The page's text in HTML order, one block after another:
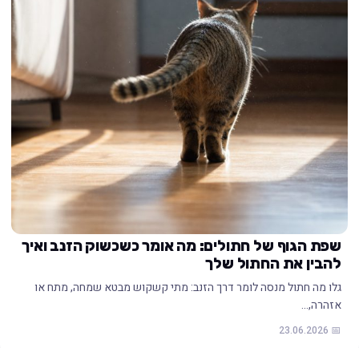
שפת הגוף של חתולים: מה אומר כשכשוק הזנב ואיך
להבין את החתול שלך
גלו מה חתול מנסה לומר דרך הזנב: מתי קשקוש מבטא שמחה, מתח או
אזהרה,…
📅 23.06.2026